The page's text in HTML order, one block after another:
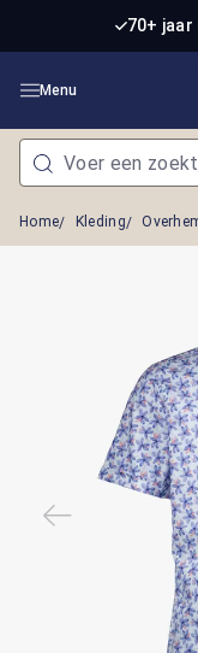
Ga naar de 70+ jaar
Menu
Home Kleding